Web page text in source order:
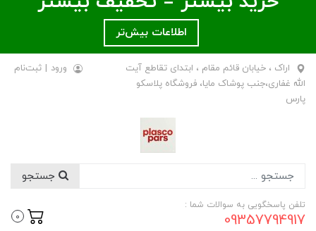
اطلاعات بیش‌تر
اراک ، خیابان قائم مقام ، ابتدای تقاطع آیت
الله غفاری،جنب پوشاک مایا، فروشگاه پلاسکو
پارس
ورود | ثبت‌نام
تلفن پاسخگویی به سوالات شما :
09357794917
0